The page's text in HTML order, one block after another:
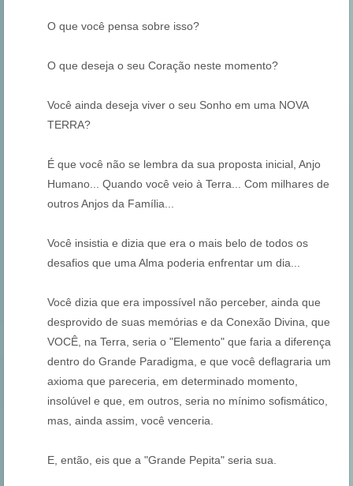
O que você pensa sobre isso?
O que deseja o seu Coração neste momento?
Você ainda deseja viver o seu Sonho em uma NOVA
TERRA?
É que você não se lembra da sua proposta inicial, Anjo
Humano... Quando você veio à Terra... Com milhares de
outros Anjos da Família...
Você insistia e dizia que era o mais belo de todos os
desafios que uma Alma poderia enfrentar um dia...
Você dizia que era impossível não perceber, ainda que
desprovido de suas memórias e da Conexão Divina, que
VOCÊ, na Terra, seria o "Elemento" que faria a diferença
dentro do Grande Paradigma, e que você deflagraria um
axioma que pareceria, em determinado momento,
insolúvel e que, em outros, seria no mínimo sofismático,
mas, ainda assim, você venceria.
E, então, eis que a "Grande Pepita" seria sua.